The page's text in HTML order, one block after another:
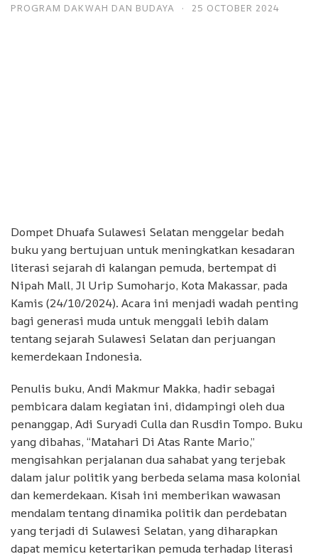
PROGRAM DAKWAH DAN BUDAYA · 25 OCTOBER 2024
Dompet Dhuafa Sulawesi Selatan menggelar bedah
buku yang bertujuan untuk meningkatkan kesadaran
literasi sejarah di kalangan pemuda, bertempat di
Nipah Mall, Jl Urip Sumoharjo, Kota Makassar, pada
Kamis (24/10/2024). Acara ini menjadi wadah penting
bagi generasi muda untuk menggali lebih dalam
tentang sejarah Sulawesi Selatan dan perjuangan
kemerdekaan Indonesia.
Penulis buku, Andi Makmur Makka, hadir sebagai
pembicara dalam kegiatan ini, didampingi oleh dua
penanggap, Adi Suryadi Culla dan Rusdin Tompo. Buku
yang dibahas, “Matahari Di Atas Rante Mario,”
mengisahkan perjalanan dua sahabat yang terjebak
dalam jalur politik yang berbeda selama masa kolonial
dan kemerdekaan. Kisah ini memberikan wawasan
mendalam tentang dinamika politik dan perdebatan
yang terjadi di Sulawesi Selatan, yang diharapkan
dapat memicu ketertarikan pemuda terhadap literasi